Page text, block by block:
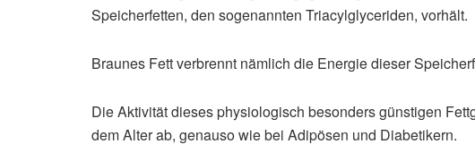
Speicherfetten, den sogenannten Triacylglyceriden, vorhält.
Braunes Fett verbrennt nämlich die Energie dieser
Die Aktivität dieses physiologisch besonders günstigen
dem Alter ab, genauso wie bei Adipösen und Diabetikern.